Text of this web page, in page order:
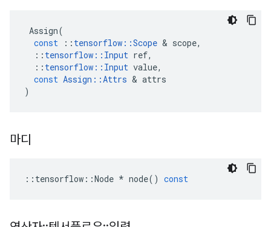
Assign(
const
:: tensorflow ::Scope & scope,
:: tensorflow :: Input ref,
:: tensorflow :: Input value,
const Assign ::Attrs & attrs
)
마디
:: tensorflow ::Node * node() const